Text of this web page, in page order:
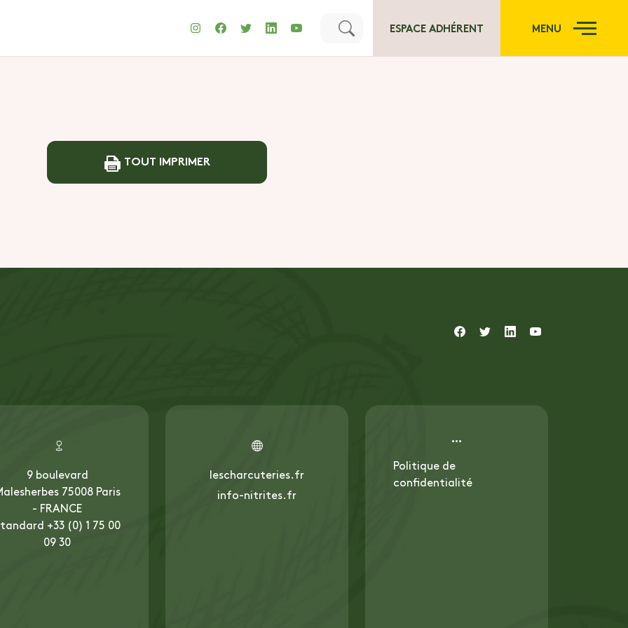
ESPACE ADHÉRENT MENU
TOUT IMPRIMER
9 boulevard
75008 Paris
- FRANCE
+33 (0) 1 75 00
09 30
lescharcuteries.fr
info-nitrites.fr
Politique de
confidentialité